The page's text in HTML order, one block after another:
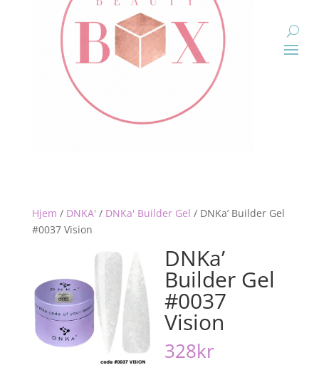
Hjem / DNKA' / DNKa' Builder Gel / DNKa’ Builder Gel
#0037 Vision
DNKa’
Builder Gel
#0037
Vision
328kr